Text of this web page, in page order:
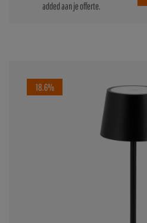
added aan je offerte.
18.6%